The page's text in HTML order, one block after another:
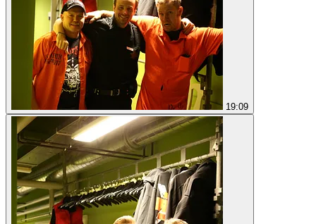
19:09